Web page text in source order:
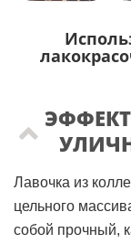
Лавочка из
цельного
собой прочный,